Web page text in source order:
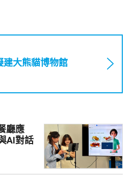
建大熊貓博物館
廳應
AI對話